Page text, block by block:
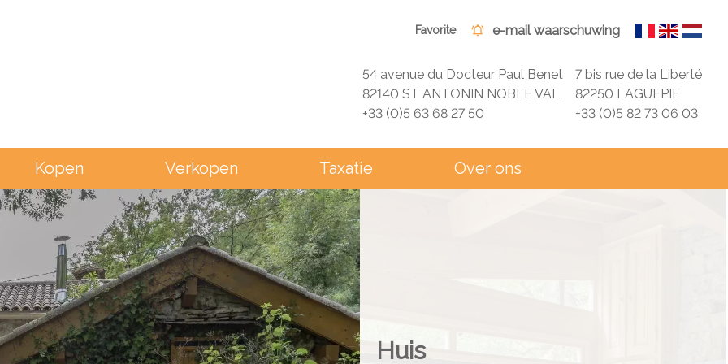
Kopen Verkopen Taxatie Over ons
Favorite e-mail waarschuwing
54 avenue du Docteur Paul Benet
82140 ST ANTONIN NOBLE VAL
+33 (0)5 63 68 27 50
7 bis rue de la Liberté
82250 LAGUEPIE
+33 (0)5 82 73 06 03
Huis